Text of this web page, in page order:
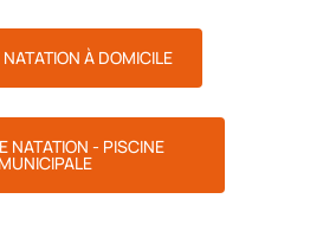
À DOMICILE
NATATION - PISCINE
MUNICIPALE